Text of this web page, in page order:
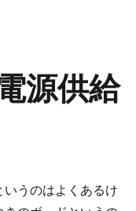
源供給
うのはよくあるけ